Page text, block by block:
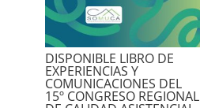
DISPONIBLE LIBRO DE
EXPERIENCIAS Y
COMUNICACIONES DEL
15º CONGRESO REGIONAL